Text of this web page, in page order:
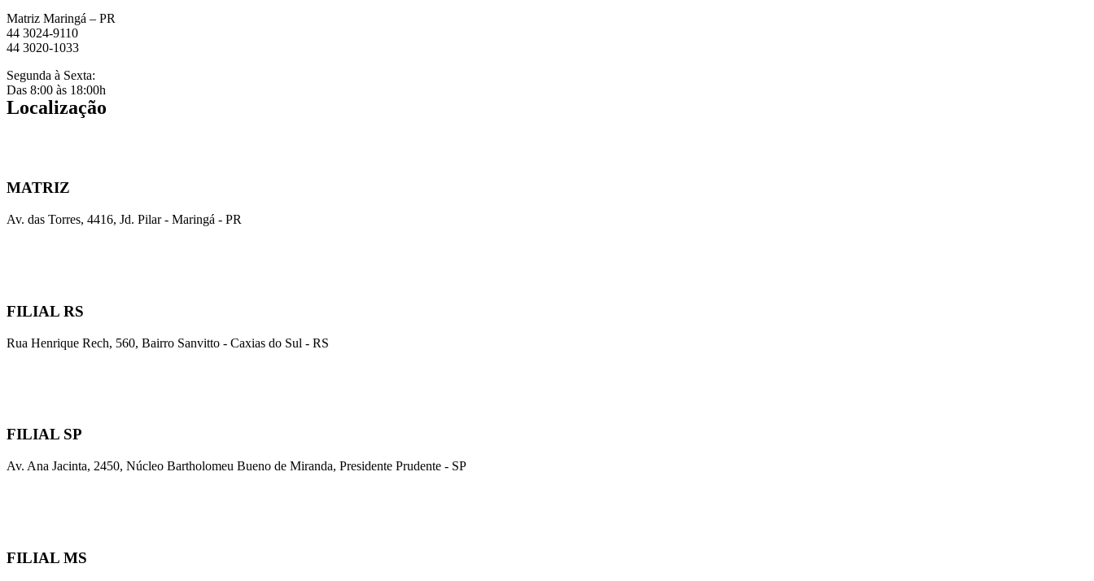
Matriz Maringá – PR
44 3024-9110
44 3020-1033
Segunda à Sexta:
Das 8:00 às 18:00h
Localização
MATRIZ
Av. das Torres, 4416, Jd. Pilar - Maringá - PR
FILIAL RS
Rua Henrique Rech, 560, Bairro Sanvitto - Caxias do Sul - RS
FILIAL SP
Av. Ana Jacinta, 2450, Núcleo Bartholomeu Bueno de Miranda, Presidente Prudente - SP
FILIAL MS